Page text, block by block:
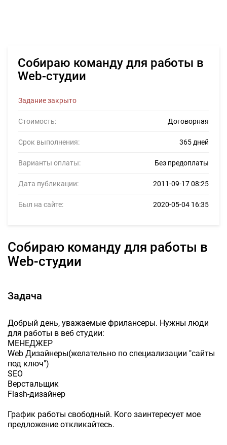
Собираю команду для работы в
Web-студии
Задание закрыто
Стоимость: Договорная
Срок выполнения: 365 дней
Варианты оплаты: Без предоплаты
Дата публикации: 2011-09-17 08:25
Был на сайте: 2020-05-04 16:35
Собираю команду для работы в
Web-студии
Задача
Добрый день, уважаемые фрилансеры. Нужны люди
для работы в веб студии:
МЕНЕДЖЕР
Web Дизайнеры(желательно по специализации "сайты
под ключ")
SEO
Верстальщик
Flash-дизайнер
График работы свободный. Кого заинтересует мое
предложение откликайтесь.